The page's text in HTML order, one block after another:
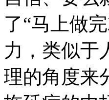
自信、要么
了“马上做
力，类似于
理的角度来